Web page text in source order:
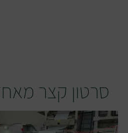
סרטון קצר